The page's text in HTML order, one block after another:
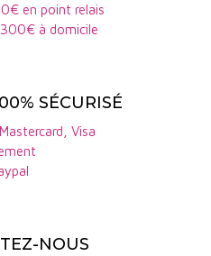
en point relais
à domicile
SÉCURISÉ
Visa
NOUS